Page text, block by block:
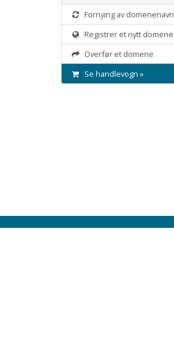
Fornying av domenenavn
Registrer et nytt domene
Overfør et domene
Se handlevogn »